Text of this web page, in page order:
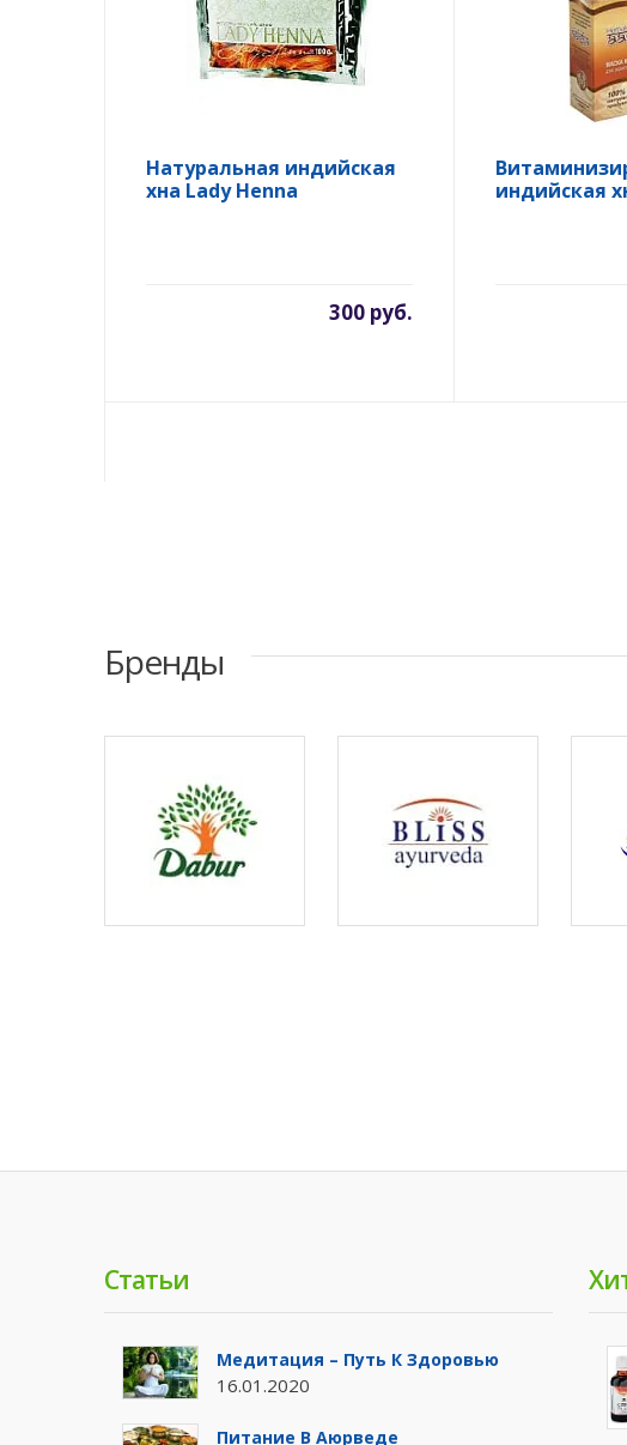
Натуральная индийская
хна Lady Henna
300 руб.
индийская
Бренды
Статьи
Медитация – Путь К Здоровью
16.01.2020
Питание В Аюрведе